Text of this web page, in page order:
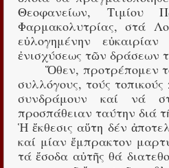
Θεοφανείων, Τιμίου
Φαρμακολυτρίας, στά
εὐλογημένην
ἐνισχύσεως τῶν δράσεων
Ὅθεν, προτρέπομεν
συλλόγους, τούς
συνδράμουν καί νά
προσπάθειαν ταύτην διά
Ἡ ἔκθεσις αὕτη δέν
καί μίαν ἔμπρακτον
τά ἔσοδα αὐτῆς θά